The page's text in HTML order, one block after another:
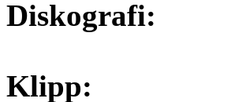
Diskografi:
Klipp: